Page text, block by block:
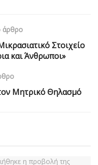
άρθρο
Στοιχείο
και Άνθρωποι»
Μητρικό Θηλασμό